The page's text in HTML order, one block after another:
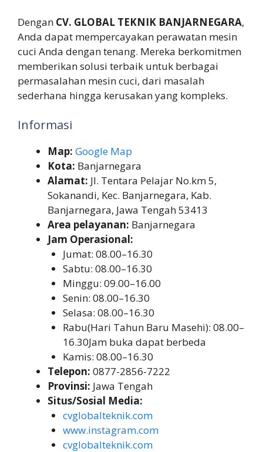
Dengan CV. GLOBAL TEKNIK BANJARNEGARA,
Anda dapat mempercayakan perawatan mesin
cuci Anda dengan tenang. Mereka berkomitmen
memberikan solusi terbaik untuk berbagai
permasalahan mesin cuci, dari masalah
sederhana hingga kerusakan yang kompleks.
Informasi
Map: Google Map
Kota: Banjarnegara
Alamat: Jl. Tentara Pelajar No.km 5,
Sokanandi, Kec. Banjarnegara, Kab.
Banjarnegara, Jawa Tengah 53413
Area pelayanan: Banjarnegara
Jam Operasional:
Jumat: 08.00–16.30
Sabtu: 08.00–16.30
Minggu: 09.00–16.00
Senin: 08.00–16.30
Selasa: 08.00–16.30
Rabu(Hari Tahun Baru Masehi): 08.00–
16.30Jam buka dapat berbeda
Kamis: 08.00–16.30
Telepon: 0877-2856-7222
Provinsi: Jawa Tengah
Situs/Sosial Media:
cvglobalteknik.com
www.instagram.com
cvglobalteknik.com